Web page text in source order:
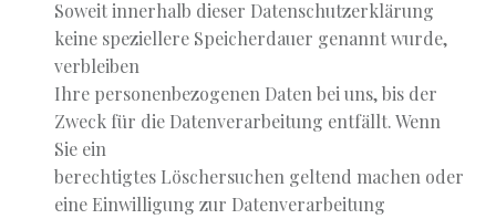
Soweit innerhalb dieser Datenschutzerklärung
keine speziellere Speicherdauer genannt wurde,
verbleiben
Ihre personenbezogenen Daten bei uns, bis der
Zweck für die Datenverarbeitung entfällt. Wenn
Sie ein
berechtigtes Löschersuchen geltend machen oder
eine Einwilligung zur Datenverarbeitung